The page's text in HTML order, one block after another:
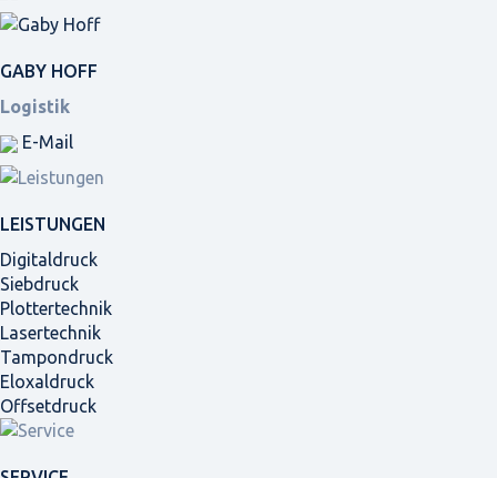
GABY HOFF
Logistik
E-Mail
LEISTUNGEN
Digitaldruck
Siebdruck
Plottertechnik
Lasertechnik
Tampondruck
Eloxaldruck
Offsetdruck